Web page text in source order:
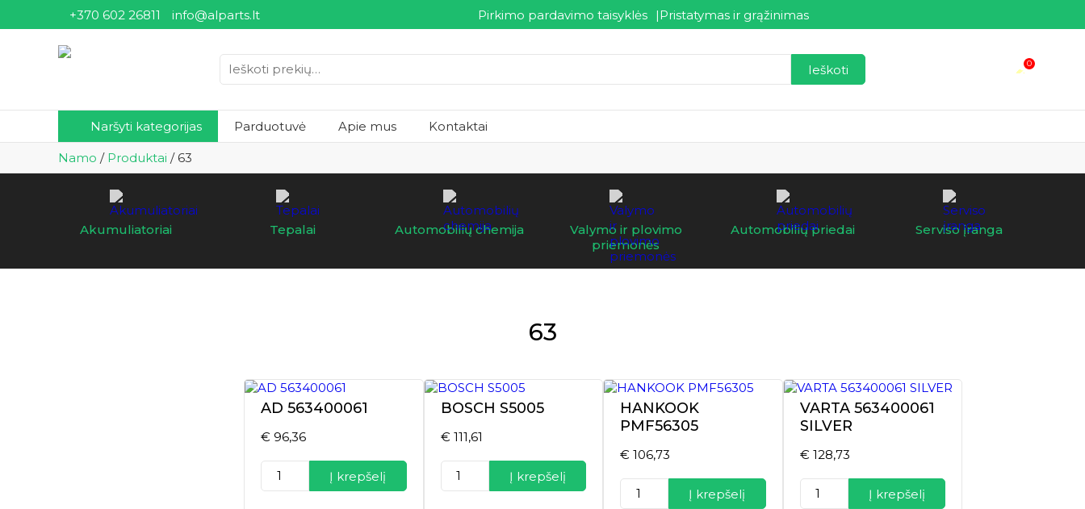
+370 602 26811 info@alparts.lt Pirkimo pardavimo taisyklės Pristatymas ir grąžinimas
Ieškoti: Ieškoti 0
Naršyti kategorijas Parduotuvė Apie mus Kontaktai
Namo / Produktai / 63
Akumuliatoriai Tepalai Automobilių chemija
Valymo ir plovimo
priemonės
Automobilių priedai Serviso įranga
63
AD 563400061
€ 96,36
produkto
kiekis:
Į krepšelį
BOSCH S5005
€ 111,61
produkto
kiekis:
Į krepšelį
HANKOOK
PMF56305
€ 106,73
produkto
kiekis:
Į krepšelį
VARTA 563400061
SILVER
€ 128,73
produkto
kiekis:
Į krepšelį